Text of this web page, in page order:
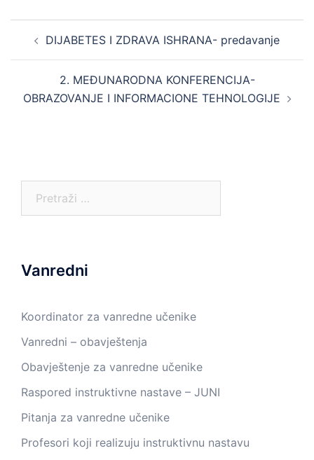
navigation
DIJABETES I ZDRAVA ISHRANA- predavanje
2. MEĐUNARODNA KONFERENCIJA-
OBRAZOVANJE I INFORMACIONE TEHNOLOGIJE
Vanredni
Koordinator za vanredne učenike
Vanredni – obavještenja
Obavještenje za vanredne učenike
Raspored instruktivne nastave – JUNI
Pitanja za vanredne učenike
Profesori koji realizuju instruktivnu nastavu